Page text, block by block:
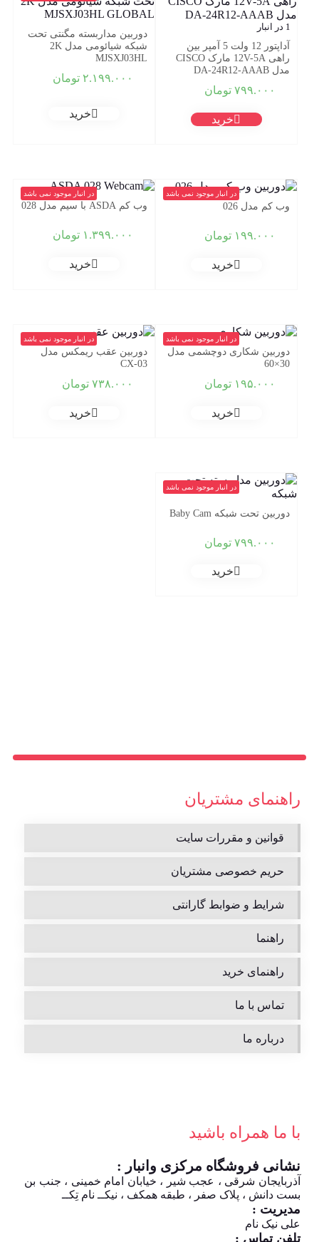
1 در انبار
آداپتور 12 ولت 5 آمپر بین
راهی 12V-5A مارک CISCO
مدل DA-24R12-AAAB
۷۹۹.۰۰۰ تومان
خرید
دوربین مداربسته مگنتی تحت
شبکه شیائومی مدل 2K
MJSXJ03HL
۲.۱۹۹.۰۰۰ تومان
خرید
در انبار موجود نمی باشد
وب کم مدل 026
۱۹۹.۰۰۰ تومان
خرید
در انبار موجود نمی باشد
وب کم ASDA با سیم مدل 028
۱.۳۹۹.۰۰۰ تومان
خرید
در انبار موجود نمی باشد
دوربین شکاری دوچشمی مدل
30×60
۱۹۵.۰۰۰ تومان
خرید
در انبار موجود نمی باشد
دوربین عقب ریمکس مدل
CX-03
۷۳۸.۰۰۰ تومان
خرید
در انبار موجود نمی باشد
دوربین تحت شبکه Baby Cam
۷۹۹.۰۰۰ تومان
خرید
راهنمای مشتریان
قوانین و مقررات سایت
حریم خصوصی مشتریان
شرایط و ضوابط گارانتی
راهنما
راهنمای خرید
تماس با ما
درباره ما
با ما همراه باشید
نشانی فروشگاه مرکزی وانبار :
آذربایجان شرقی ، عجب شیر ، خیابان امام خمینی ، جنب بن
بست دانش ، پلاک صفر ، طبقه همکف ، نیکــ نام تِکــ
مدیریت :
علی نیک نام
تلفن تماس :